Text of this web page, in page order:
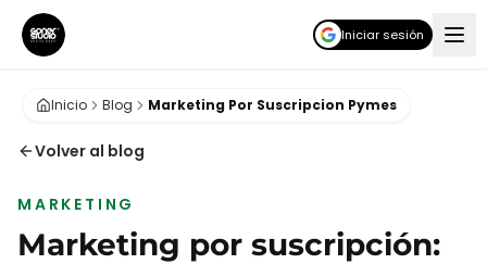
Iniciar sesión
Inicio Blog Marketing Por Suscripcion Pymes
Volver al blog
MARKETING
Marketing por suscripción: